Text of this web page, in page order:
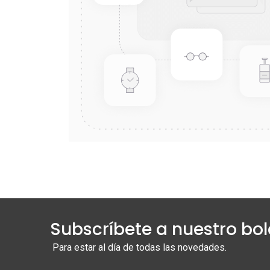
Subscríbete a nuestro
Para estar al día de todas las novedades.